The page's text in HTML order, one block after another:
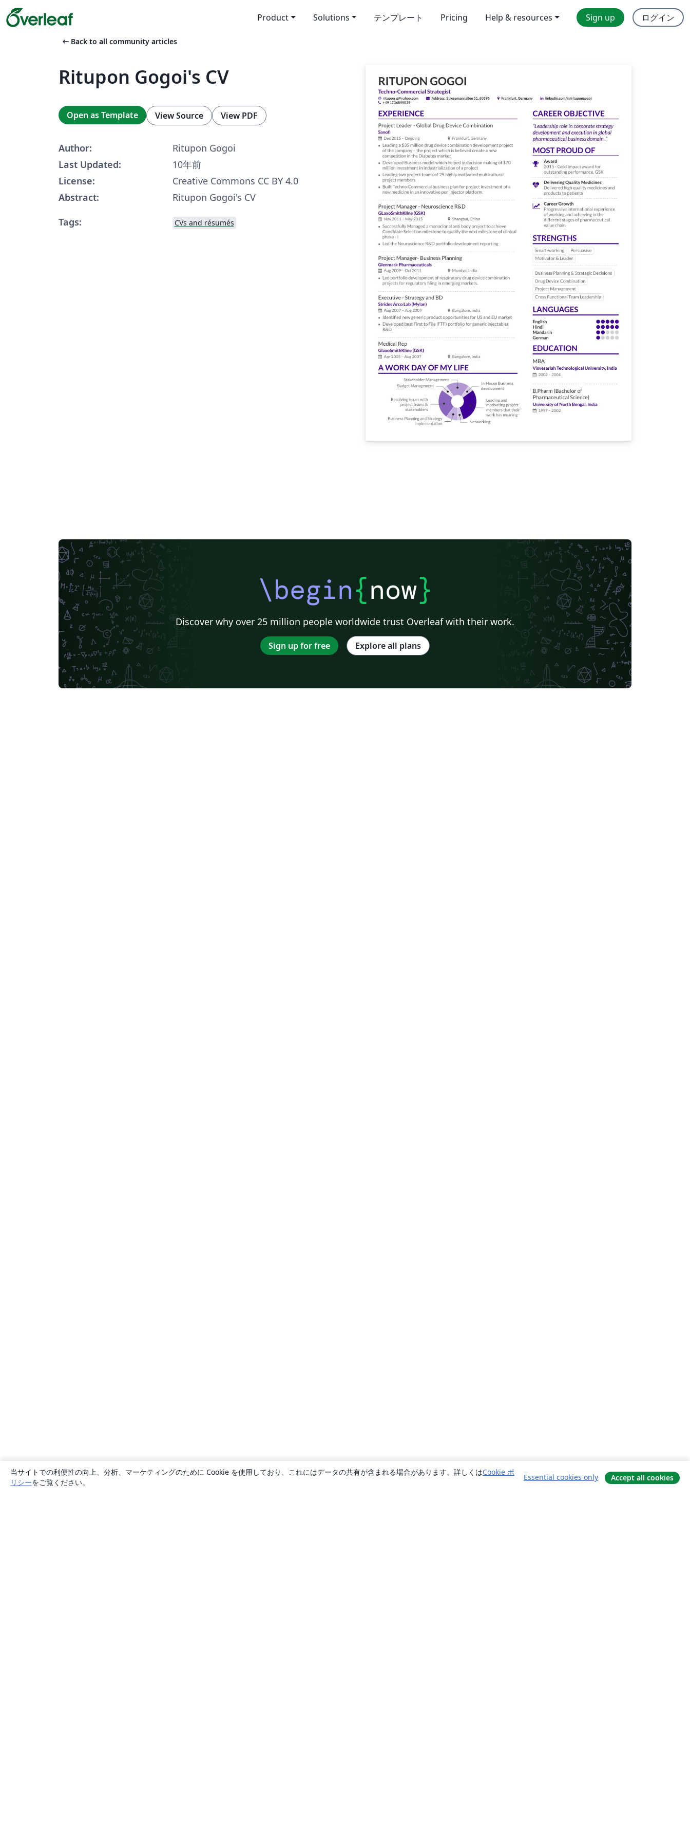
Product Solutions テンプレート Pricing Help & resources Sign up ログイン
arrow_left_alt Back to all community articles
Ritupon Gogoi's CV
Open as Template View Source View PDF
Author:
Ritupon Gogoi
Last Updated:
10年前
License:
Creative Commons CC BY 4.0
Abstract:
Ritupon Gogoi's CV
Tags:
CVs and résumés
\begin{now}
Discover why over 25 million people worldwide trust Overleaf with their work.
Sign up for free Explore all plans
当サイトでの利便性の向上、分析、マーケティングのために Cookie を使用しており、これにはデータの共有が含まれる場合があります。詳しくはCookie ポ
リシーをご覧ください。
Essential cookies only Accept all cookies